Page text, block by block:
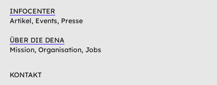
INFOCENTER
Artikel, Events, Presse
ÜBER DIE DENA
Mission, Organisation, Jobs
KONTAKT